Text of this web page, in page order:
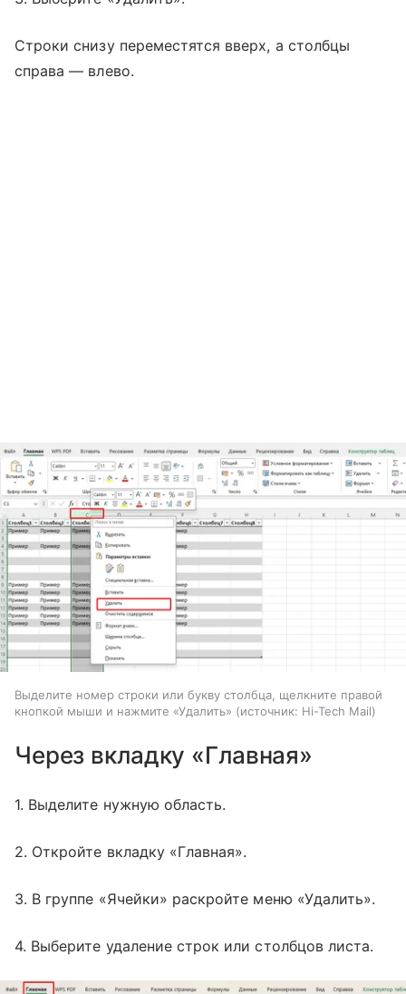
Строки снизу переместятся вверх, а столбцы
справа — влево.
Выделите номер строки или букву столбца, щелкните правой
кнопкой мыши и нажмите «Удалить»
источник: Hi-Tech Mail
Через вкладку «Главная»
1. Выделите нужную область.
2. Откройте вкладку «Главная».
3. В группе «Ячейки» раскройте меню «Удалить».
4. Выберите удаление строк или столбцов листа.